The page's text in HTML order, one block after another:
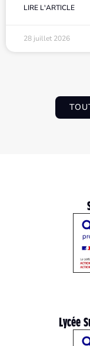
LIRE L'ARTICLE
28 juillet 2026
Lycée